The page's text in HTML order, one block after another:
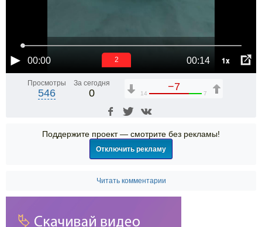
00:00 00:14 1x
2
Просмотры
546
За сегодня
0
−7
14 7
Поддержите проект — смотрите без рекламы!
Отключить рекламу
Читать комментарии